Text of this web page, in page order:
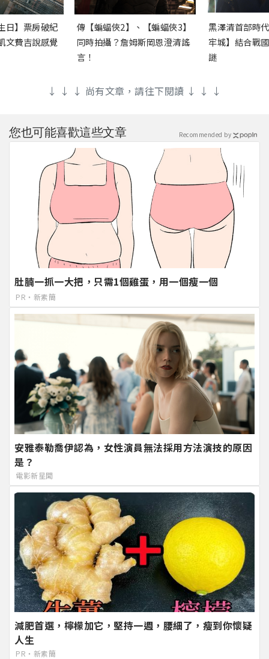
日】票房破紀
文費吉說感覺
傳【蝙蝠俠2】、【蝙蝠俠3】
同時拍攝？詹姆斯岡恩澄清謠
言！
黑澤清首部時
牢城】結合戰
謎
↓ ↓ ↓ 尚有文章，請往下閱讀 ↓ ↓ ↓
您也可能喜歡這些文章
肚腩一抓一大把，只需1個雞蛋，用一個瘦一個
PR・新素簡
安雅泰勒喬伊認為，女性演員無法採用方法演技的原因
是？
電影新星聞
減肥首選，檸檬加它，堅持一週，腰細了，瘦到你懷疑
人生
PR・新素簡
Recommended by